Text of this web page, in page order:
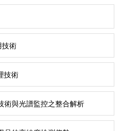
技術
技術
術與光譜監控之整合解析